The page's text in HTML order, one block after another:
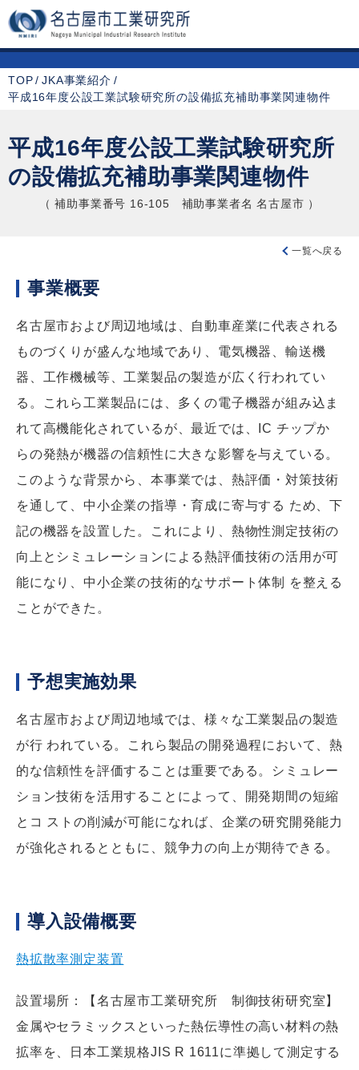
TOP
JKA事業紹介
平成16年度公設工業試験研究所の設備拡充補助事業関連物件
平成16年度公設工業試験研究所
の設備拡充補助事業関連物件
（ 補助事業番号 16-105 補助事業者名 名古屋市 ）
一覧へ戻る
事業概要
名古屋市および周辺地域は、自動車産業に代表される
ものづくりが盛んな地域であり、電気機器、輸送機
器、工作機械等、工業製品の製造が広く行われてい
る。これら工業製品には、多くの電子機器が組み込ま
れて高機能化されているが、最近では、IC チップか
らの発熱が機器の信頼性に大きな影響を与えている。
このような背景から、本事業では、熱評価・対策技術
を通して、中小企業の指導・育成に寄与する ため、下
記の機器を設置した。これにより、熱物性測定技術の
向上とシミュレーションによる熱評価技術の活用が可
能になり、中小企業の技術的なサポート体制 を整える
ことができた。
予想実施効果
名古屋市および周辺地域では、様々な工業製品の製造
が行 われている。これら製品の開発過程において、熱
的な信頼性を評価することは重要である。シミュレー
ション技術を活用することによって、開発期間の短縮
とコ ストの削減が可能になれば、企業の研究開発能力
が強化されるとともに、競争力の向上が期待できる。
導入設備概要
熱拡散率測定装置
設置場所：【名古屋市工業研究所 制御技術研究室】
金属やセラミックスといった熱伝導性の高い材料の熱
拡率を、日本工業規格JIS R 1611に準拠して測定する